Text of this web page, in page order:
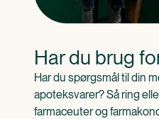
Har du brug
Har du spørgsmål til din
apoteksvarer? Så ring
farmaceuter og